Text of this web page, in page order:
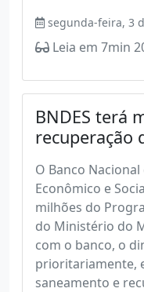
segunda-feira, 3
Leia em 7min
BNDES terá
recuperação
O Banco
Econômico e
milhões do
do Ministério do
com o banco, o
prioritariamente,
saneamento e